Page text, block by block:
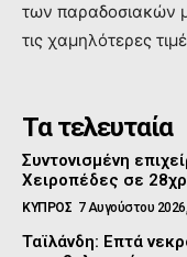
των παραδοσιακών
τις χαμηλότερες
Τα τελευταία
Συντονισμένη
Χειροπέδες σε
ΚΥΠΡΟΣ 7 Αυγούστου
Ταϊλάνδη: Επτά